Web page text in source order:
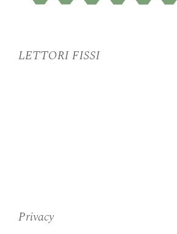
LETTORI FISSI
Privacy